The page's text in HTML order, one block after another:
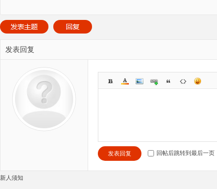
发表回复
发表回复 回帖后跳转到最后一页
新人须知